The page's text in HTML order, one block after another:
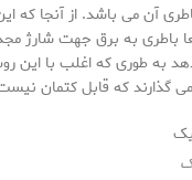
آن می باشد. از آنجا که
به برق جهت شارژ
به طوری که اغلب با این
که قابل کتمان